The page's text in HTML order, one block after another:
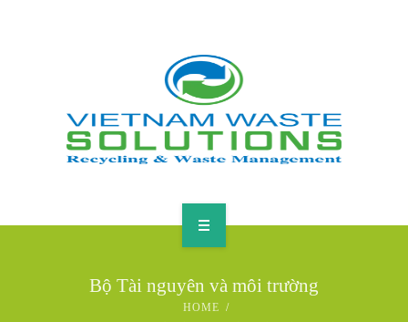
Bộ Tài nguyên và môi trường
HOME